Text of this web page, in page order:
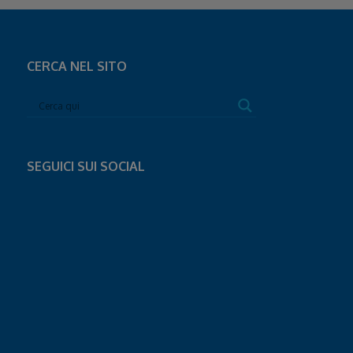
CERCA NEL SITO
SEGUICI SUI SOCIAL